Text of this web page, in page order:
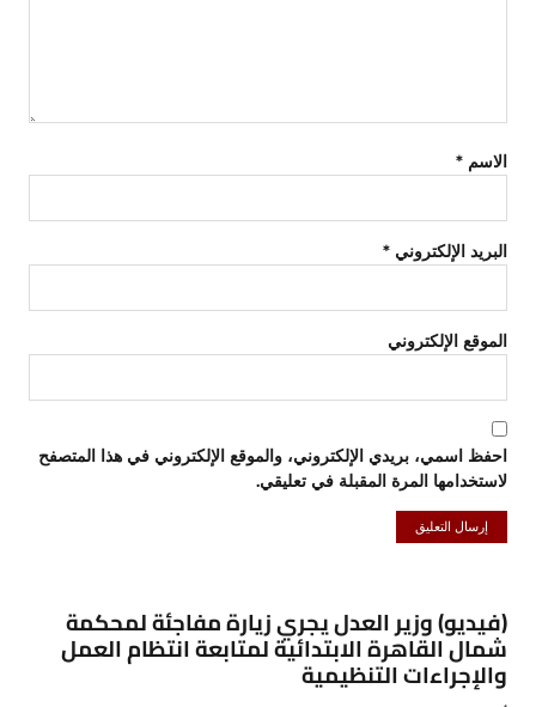
الاسم *
البريد الإلكتروني *
الموقع الإلكتروني
احفظ اسمي، بريدي الإلكتروني، والموقع الإلكتروني في هذا المتصفح
لاستخدامها المرة المقبلة في تعليقي.
(فيديو) وزير العدل يجري زيارة مفاجئة لمحكمة
شمال القاهرة الابتدائية لمتابعة انتظام العمل
والإجراءات التنظيمية